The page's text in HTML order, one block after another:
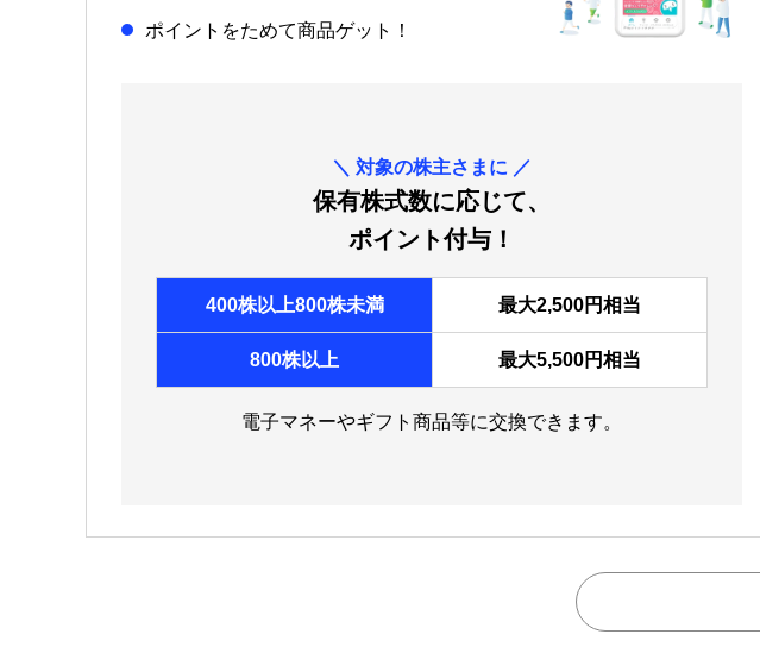
ポイントをためて商品ゲット！
＼ 対象の株主さまに ／
保有株式数に応じて、
ポイント付与！
400株以上800株未満 最大2,500円相当
800株以上 最大5,500円相当
電子マネーやギフト商品等に交換できます。